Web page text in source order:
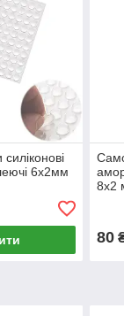
6х2мм
8x2
80